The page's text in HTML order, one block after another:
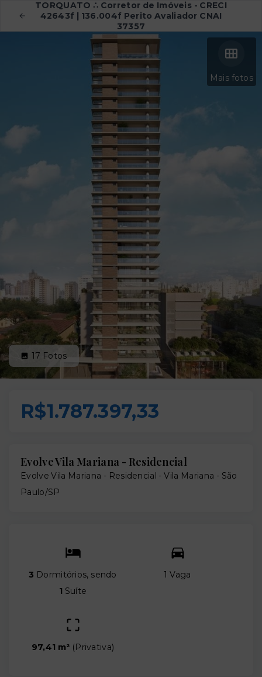
TORQUATO ∴ Corretor de Imóveis - CRECI
42643f | 136.004f Perito Avaliador CNAI
37357
Mais fotos
17 Fotos
R$1.787.397,33
Evolve Vila Mariana - Residencial
Evolve Vila Mariana - Residencial -Vila Mariana - São
Paulo/SP
3 Dormitórios, sendo
1 Suíte
1 Vaga
97,41 m² ( Privativa)